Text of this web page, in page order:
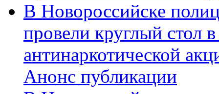
В Новороссийске
провели круглый стол
антинаркотической
Анонс публикации